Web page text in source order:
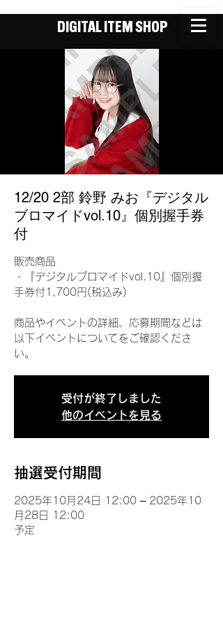
DIGITAL ITEM SHOP
12/20 2部 鈴野 みお『デジタル
ブロマイドvol.10』個別握手券
付
販売商品
・『デジタルブロマイドvol.10』個別握
手券付1,700円(税込み)
商品やイベントの詳細、応募期間などは
以下イベントについてをご確認くださ
い。
受付が終了しました
他のイベントを見る
抽選受付期間
2025年10月24日 12:00 – 2025年10
月28日 12:00
予定